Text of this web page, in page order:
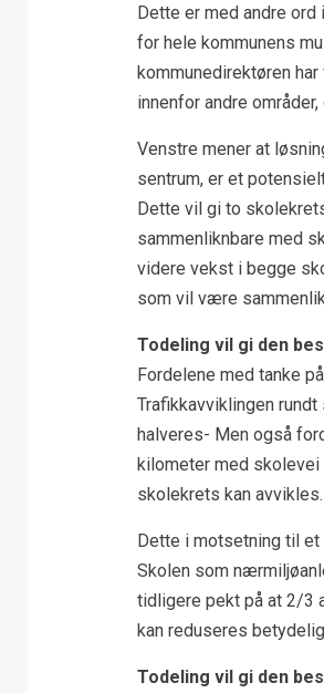
Dette er med andre
for hele kommunens
kommunedirektøren
innenfor andre
Venstre mener at
sentrum, er et
Dette vil gi to
sammenliknbare med
videre vekst i begge
som vil være
Todeling vil gi den
Fordelene med tanke
Trafikkavviklingen
halveres- Men også
kilometer med
skolekrets kan avvikles.
Dette i motsetning til
Skolen som
tidligere pekt på at 2/3
kan reduseres
Todeling vil gi den